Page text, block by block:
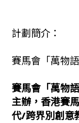
計劃簡介：
賽馬會「萬物
賽馬會「萬物
主辦， 香港賽
代/跨界別創意